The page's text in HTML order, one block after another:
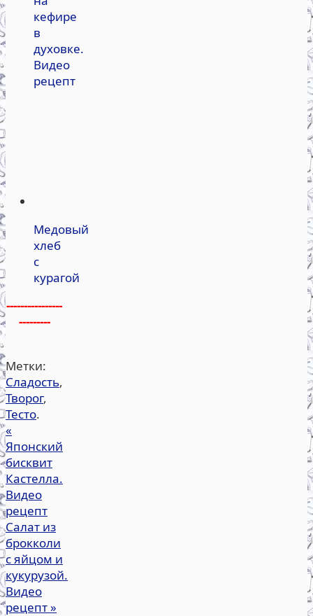
кефире
в
духовке.
Видео
рецепт
Медовый
хлеб
с
курагой
----------------
---------
Метки:
Сладость,
Творог,
Тесто.
«
Японский
бисквит
Кастелла.
Видео
рецепт
Салат из
брокколи
с яйцом и
кукурузой.
Видео
рецепт»